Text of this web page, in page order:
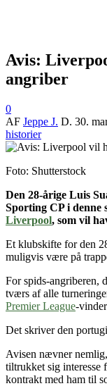
Avis:
angriber
0
AF Jeppe J. D. 30.
historier
Foto: Shutterstock
Den 28-årige Luis
Sporting CP i denne
Liverpool, som vil
Et klubskifte for den
muligvis være på
For spids-angriberen,
tværs af alle
Premier League-
Det skriver den
Avisen nævner
tiltrukket sig interesse
kontrakt med ham til